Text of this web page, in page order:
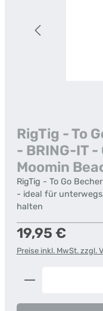
RigTig - To
- BRING-IT
Moomin
RigTig - To Go
- ideal für
halten
Regulärer Preis:
19,95 €
Preise inkl. MwSt. zzgl.
Produkt